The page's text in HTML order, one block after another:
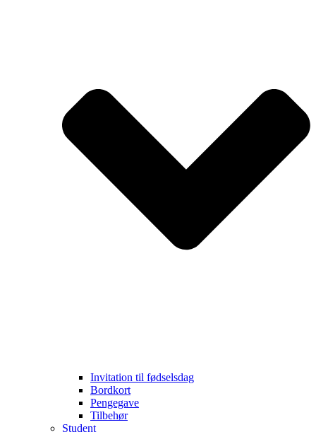
Invitation til fødselsdag
Bordkort
Pengegave
Tilbehør
Student